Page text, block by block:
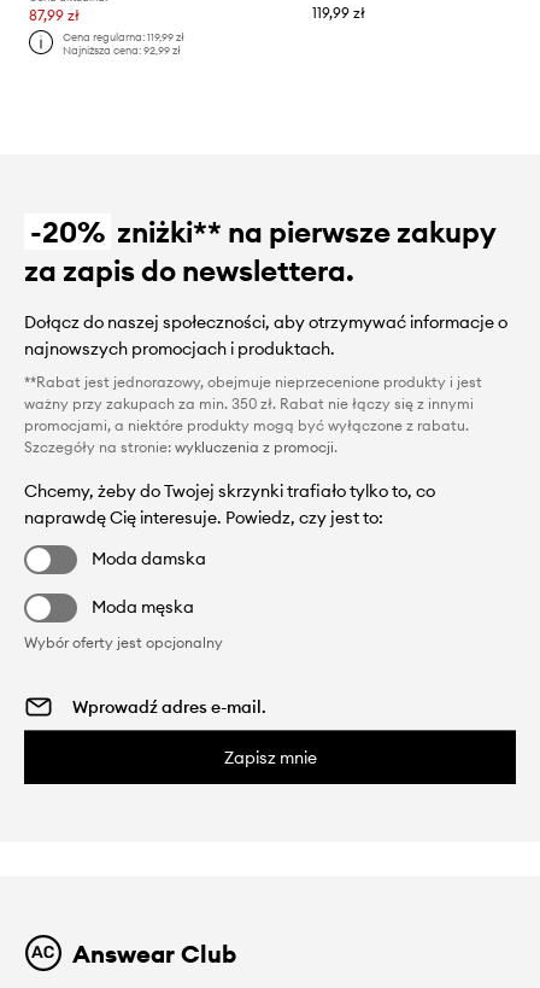
87,99 zł
Cena regularna:119,99 zł
Najniższa cena:92,99 zł
119,99 zł
-20% zniżki** na pierwsze zakupy
za zapis do newslettera.
Dołącz do naszej społeczności, aby otrzymywać informacje o
najnowszych promocjach i produktach.
**Rabat jest jednorazowy, obejmuje nieprzecenione produkty i jest
ważny przy zakupach za min. 350 zł. Rabat nie łączy się z innymi
promocjami, a niektóre produkty mogą być wyłączone z rabatu.
Szczegóły na stronie: wykluczenia z promocji.
Chcemy, żeby do Twojej skrzynki trafiało tylko to, co
naprawdę Cię interesuje. Powiedz, czy jest to:
Moda damska
Moda męska
Wybór oferty jest opcjonalny
Zapisz mnie
Answear Club